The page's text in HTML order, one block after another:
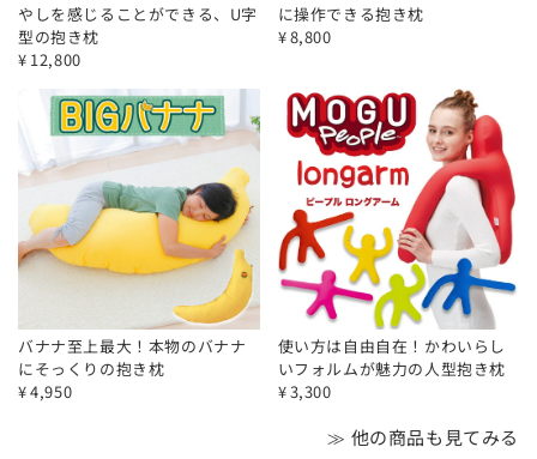
やしを感じることができる、U字
型の抱き枕
¥ 12,800
に操作できる抱き枕
¥8,800
バナナ至上最大！本物のバナナ
にそっくりの抱き枕
¥4,950
使い方は自由自在！かわいらし
いフォルムが魅力の人型抱き枕
¥3,300
≫ 他の商品も見てみる